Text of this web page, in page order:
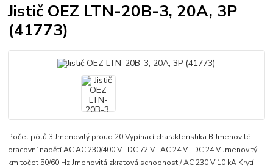
Jistič OEZ LTN-20B-3, 20A, 3P
(41773)
Počet pólů 3 Jmenovitý proud 20 Vypínací charakteristika B Jmenovité
pracovní napětí AC AC 230/400 V DC 72 V AC 24 V DC 24 V Jmenovitý
kmitočet 50/60 Hz Jmenovitá zkratová schopnost / AC 230 V 10 kA Krytí